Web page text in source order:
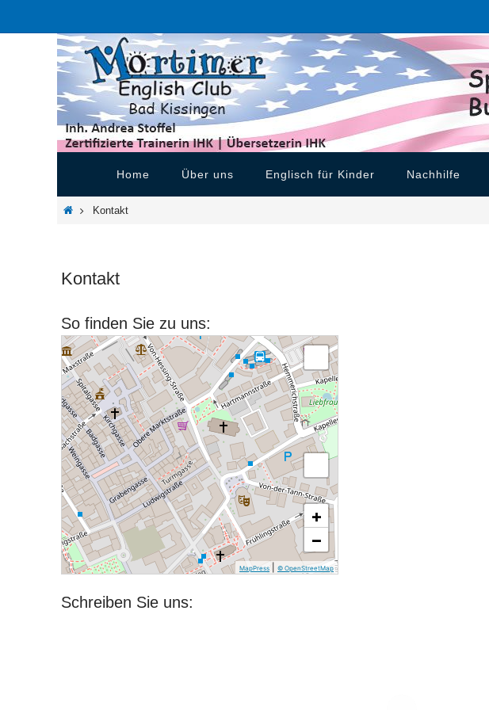
Home Über uns Englisch für Kinder Nachhilfe
HomeKontakt
Kontakt
So finden Sie zu uns:
+
−
MapPress © OpenStreetMap
Schreiben Sie uns: